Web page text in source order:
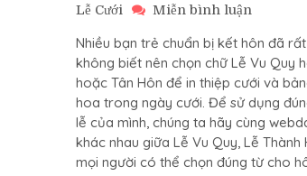
Lễ Cưới
Miễn bình luận
Quy,
Thành
Hôn,
Tân
Hôn
trong
đám
Nhiều bạn trẻ chuẩn bị kết hôn đã
không biết nên chọn chữ Lễ Vu Quy
hoặc Tân Hôn để in thiệp cưới và
hoa trong ngày cưới. Để sử dụng
lễ của mình, chúng ta hãy cùng
khác nhau giữa Lễ Vu Quy, Lễ Thành
mọi người có thể chọn đúng từ cho